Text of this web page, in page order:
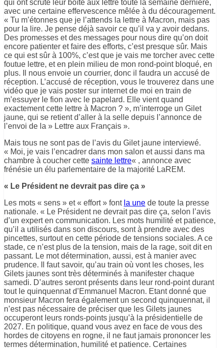
qui ont scruté leur boîte aux lettre toute la semaine dernière,
avec une certaine effervescence mêlée à du découragement.
« Tu m’étonnes que je l’attends la lettre à Macron, mais pas
pour la lire. Je pense déjà savoir ce qu’il va y avoir dedans.
Des promesses et des messages pour nous dire qu’on doit
encore patienter et faire des efforts, c’est presque sûr. Mais
ce qui est sûr à 100%, c’est que je vais me torcher avec cette
foutue lettre, et en plein milieu de mon rond-point bloqué, en
plus. Il nous envoie un courrier, donc il faudra un accusé de
réception. L’accusé de réception, vous le trouverez dans une
vidéo que je vais poster sur internet de moi en train de
m’essuyer le fion avec le papelard. Elle vient quand
exactement cette lettre à Macron ? », m’interroge un Gilet
jaune, qui se retient d’aller à la selle depuis l’annonce de
l’envoi de la » Lettre aux Français ».
Mais tous ne sont pas de l’avis du Gilet jaune interviewé.
« Moi, je vais l’encadrer dans mon salon et aussi dans ma
chambre à coucher cette sainte lettre« , annonce avec
frénésie un élu parlementaire de la majorité LaREM.
« Le Président ne devrait pas dire ça »
Les mots « sens » et « effort » font la une de toute la presse
nationale. « Le Président ne devrait pas dire ça, selon l’avis
d’un expert en communication. Les mots humilité et patience,
qu’il a utilisés dans son discours, sont à prendre avec des
pincettes, surtout en cette période de tensions sociales. A ce
stade, ce n’est plus de la tension, mais de la rage, soit dit en
passant. Le mot détermination, aussi, est à manier avec
prudence. Il faut savoir, qu’au train où vont les choses, les
Gilets jaunes sont très déterminés à manifester chaque
samedi. D’autres seront présents dans leur rond-point durant
tout le quinquennat d’Emmanuel Macron. Etant donné que
monsieur Macron fera également un second quinquennat, il
n’est pas nécessaire de préciser que les Gilets jaunes
occuperont leurs ronds-points jusqu’à la présidentielle de
2027. En politique, quand vous avez en face de vous des
hordes de citoyens en rogne, il ne faut jamais prononcer les
termes détermination, humilité et patience. Certaines